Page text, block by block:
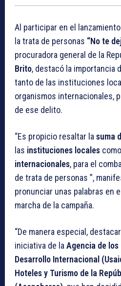
Al participar en el
la trata de personas “No te
procuradora general de la
Brito, destacó la importancia
tanto de las instituciones
organismos internacionales,
de ese delito.
“Es propicio resaltar lasuma
las instituciones locales
internacionales, para el
de trata de personas ”,
pronunciar unas palabras en
marcha de la campaña.
“De manera especial,
iniciativa de laAgencia de los
Desarrollo Internacional
Hoteles y Turismo de la